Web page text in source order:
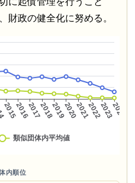
財政の健全化に努める。
内順位